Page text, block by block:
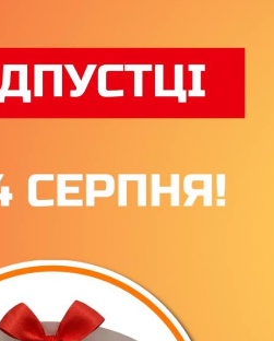
Головна
445 грн
Формат
Грамота / Свідоцтво